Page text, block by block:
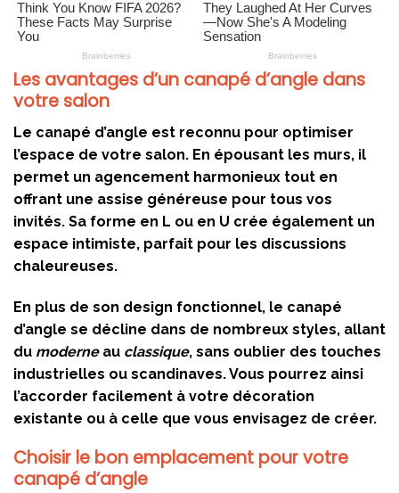
Les avantages d’un canapé d’angle dans
votre salon
Le canapé d’angle est reconnu pour optimiser
l’espace de votre salon. En épousant les murs, il
permet un agencement harmonieux tout en
offrant une assise généreuse pour tous vos
invités. Sa forme en L ou en U crée également un
espace intimiste, parfait pour les discussions
chaleureuses.
En plus de son design fonctionnel, le canapé
d’angle se décline dans de nombreux styles, allant
du moderneau classique, sans oublier des touches
industrielles ou scandinaves. Vous pourrez ainsi
l’accorder facilement à votre décoration
existante ou à celle que vous envisagez de créer.
Choisir le bon emplacement pour votre
canapé d’angle